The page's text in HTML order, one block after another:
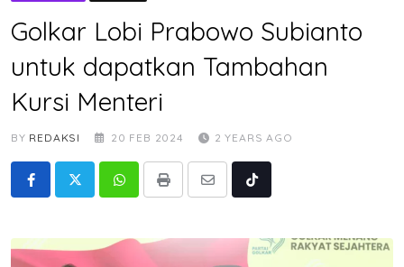
Golkar Lobi Prabowo Subianto
untuk dapatkan Tambahan
Kursi Menteri
BY REDAKSI 20 FEB 2024 2 YEARS AGO
WhatsappPrint
Share
Tiktok